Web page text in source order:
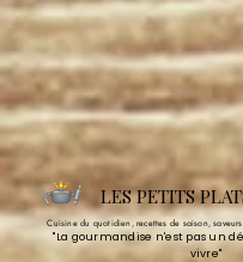
LES PETITS
Cuisine du quotidien, recettes de saison,
"La gourmandise n'est pas un
vivre"